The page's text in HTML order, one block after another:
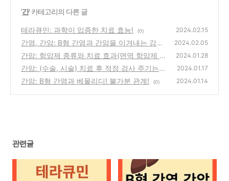
'간' 카테고리의 다른 글
테라큐민: 과학이 입증한 치료 효능! (0) 2024.02.15
간염, 간암: B형 간염과 간암을 이겨내는 강력
한 툴(베믈리디)
(0)
2024.02.05
간암: 항암제 종류와 치료 효과(면역 항암제 시
대로!)
(0)
2024.01.28
간암: (수술, 시술) 치료 후 적정 검사 주기는?
관리 방법!
(0)
2024.01.17
간암: B형 간염과 베물리디! 불가분 관계! (0) 2024.01.14
관련글